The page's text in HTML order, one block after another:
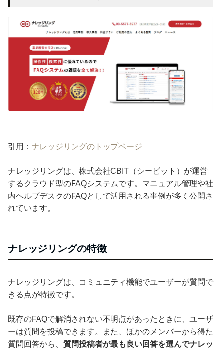
引用： ナレッジリングのトップページ
ナレッジリングは、株式会社CBIT（シービット）が運営
するクラウド型のFAQシステムです。マニュアル管理や社
内ヘルプデスクのFAQとして活用される事例が多く公開さ
れています。
ナレッジリングの特徴
ナレッジリングは、コミュニティ機能でユーザーが質問で
きる点が特徴です。
既存のFAQで解消されない不明点があったときに、ユーザ
ーは質問を投稿できます。また、ほかのメンバーから得た
質問回答から、 質問投稿者が最も良い回答を選んでナレッ